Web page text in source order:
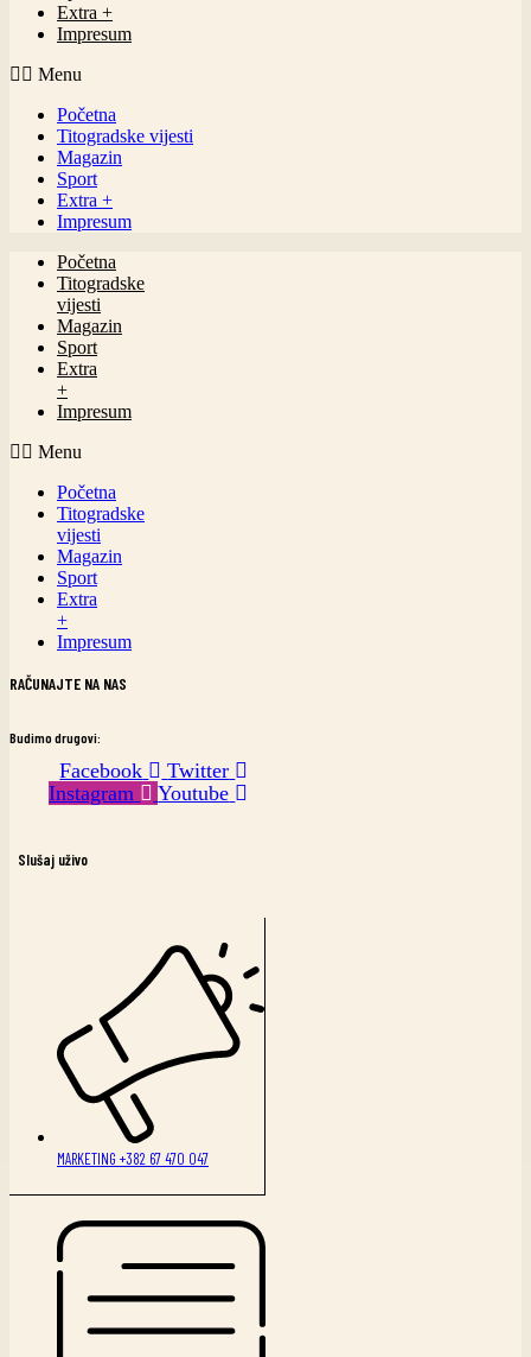
Extra +
Impresum
Menu
Početna
Titogradske vijesti
Magazin
Sport
Extra +
Impresum
Početna
Titogradske
vijesti
Magazin
Sport
Extra
+
Impresum
Menu
Početna
Titogradske
vijesti
Magazin
Sport
Extra
+
Impresum
RAČUNAJTE NA NAS
Budimo drugovi:
Facebook
Twitter
Instagram
Youtube
Slušaj uživo
MARKETING +382 67 470 047